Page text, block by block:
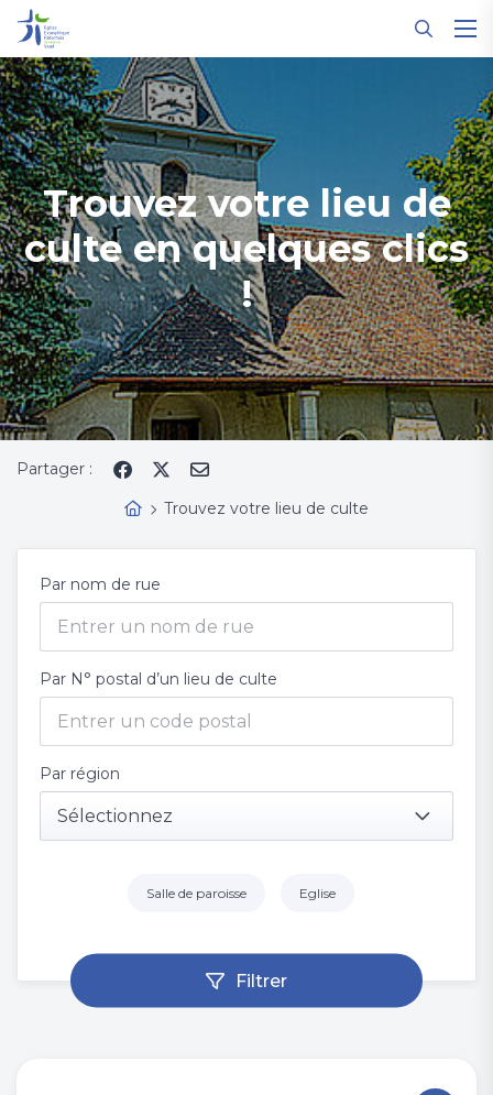
Trouvez votre lieu de
culte en quelques clics
!
Partager :
Trouvez votre lieu de culte
Par nom de rue
Par N° postal d’un lieu de culte
Par région
Sélectionnez
Salle de paroisse Eglise
Filtrer
Panneau de gestion des cookies